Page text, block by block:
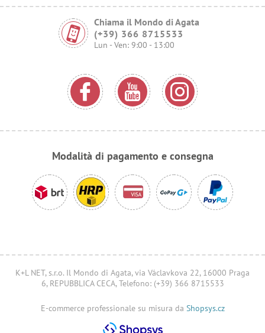
Chiama il Mondo di Agata
(+39) 366 8715533
Lun - Ven: 9:00 - 13:00
Modalità di pagamento e consegna
K+L NET, s.r.o. Il Mondo di Agata, via Václavkova 22, 16000 Praga
6, REPUBBLICA CECA, Telefono: (+39) 366 8715533
E-commerce professionale su misura da Shopsys.cz